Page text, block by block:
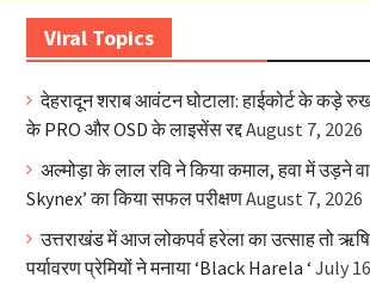
Viral Topics
देहरादून शराब आवंटन घोटाला: हाईकोर्ट के कड़े
के PRO और OSD के लाइसेंस रद्दAugust 7, 2026
अल्मोड़ा के लाल रवि ने किया कमाल, हवा में उड़ने
Skynex’ का किया सफल परीक्षणAugust 7, 2026
उत्तराखंड में आज लोकपर्व हरेला का उत्साह तो
पर्यावरण प्रेमियों ने मनाया ‘Black Harela ‘ July